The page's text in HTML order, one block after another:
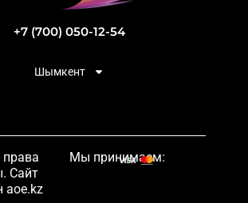
+7 (700) 050-12-54
Шымкент
Сайт
aoe.kz
Мы принимаем: